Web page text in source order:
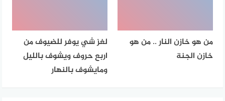
من هو خازن النار .. من هو
خازن الجنة
لغز شي يوفر للضيوف من
اربع حروف ويشوف بالليل
ومايشوف بالنهار